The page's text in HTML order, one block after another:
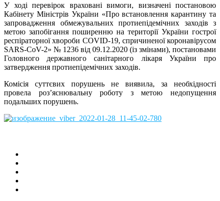
У ході перевірок враховані вимоги, визначені постановою
Кабінету Міністрів України «Про встановлення карантину та
запровадження обмежувальних протиепідемічних заходів з
метою запобігання поширенню на території України гострої
респіраторної хвороби COVID-19, спричиненої коронавірусом
SARS-CoV-2» № 1236 від 09.12.2020 (із змінами), постановами
Головного державного санітарного лікаря України про
затвердження протиепідемічних заходів.
Комісія суттєвих порушень не виявила, за необхідності
провела роз’яснювальну роботу з метою недопущення
подальших порушень.